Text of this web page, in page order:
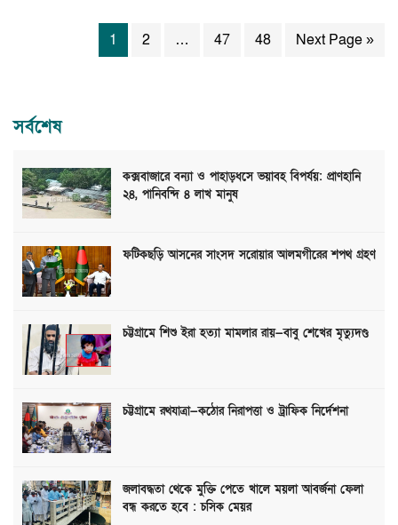
1 2 … 47 48 Next Page »
সর্বশেষ
কক্সবাজারে বন্যা ও পাহাড়ধসে ভয়াবহ বিপর্যয়: প্রাণহানি
২৪, পানিবন্দি ৪ লাখ মানুষ
ফটিকছড়ি আসনের সাংসদ সরোয়ার আলমগীরের শপথ গ্রহণ
চট্টগ্রামে শিশু ইরা হত্যা মামলার রায়—বাবু শেখের মৃত্যুদণ্ড
চট্টগ্রামে রথযাত্রা—কঠোর নিরাপত্তা ও ট্রাফিক নির্দেশনা
জলাবদ্ধতা থেকে মুক্তি পেতে খালে ময়লা আবর্জনা ফেলা
বন্ধ করতে হবে : চসিক মেয়র